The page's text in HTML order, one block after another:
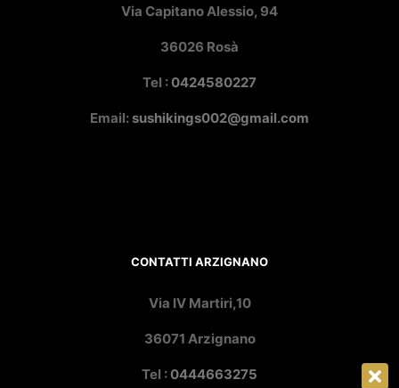
Via Capitano Alessio, 94
36026 Rosà
Tel :0424580227
Email: sushikings002@gmail.com
CONTATTI ARZIGNANO
Via IV Martiri,10
36071 Arzignano
Tel :0444663275